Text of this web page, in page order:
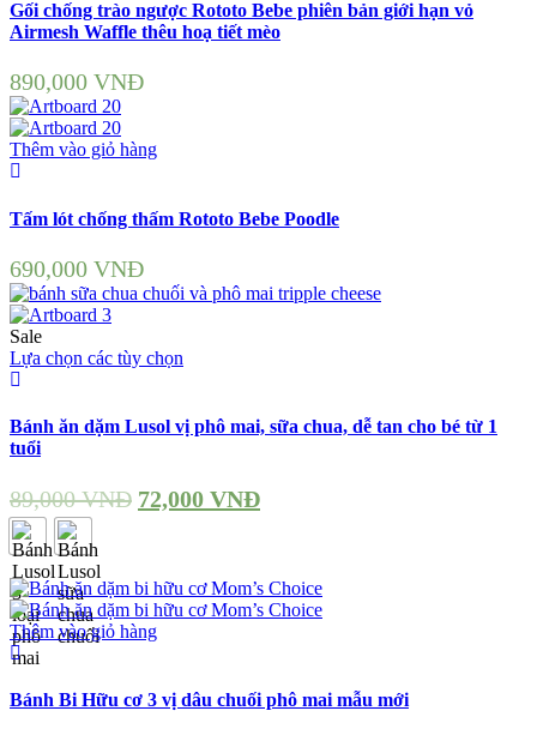
Gối chống trào ngược Rototo Bebe phiên bản giới hạn vỏ
Airmesh Waffle thêu hoạ tiết mèo
890,000 VNĐ
Thêm vào giỏ hàng
Tấm lót chống thấm Rototo Bebe Poodle
690,000 VNĐ
Sale
Lựa chọn các tùy chọn
Bánh ăn dặm Lusol vị phô mai, sữa chua, dễ tan cho bé từ 1
tuổi
89,000VNĐ 72,000 VNĐ
Thêm vào giỏ hàng
Bánh Bi Hữu cơ 3 vị dâu chuối phô mai mẫu mới